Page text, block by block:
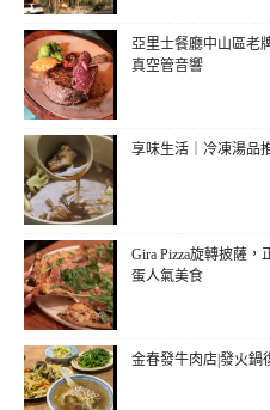
亞里士餐廳中山區老
真空管音響
享味生活｜冷凍湯品
Gira Pizza旋轉披薩
蛋人氣美食
金春發牛肉店|發火鍋